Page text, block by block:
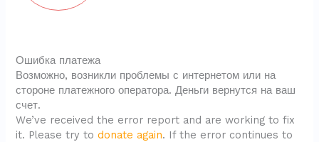
Ошибка платежа
Возможно, возникли проблемы с интернетом или на
стороне платежного оператора. Деньги вернутся на ваш
счет.
We’ve received the error report and are working to fix
it. Please try todonate again. If the error continues to